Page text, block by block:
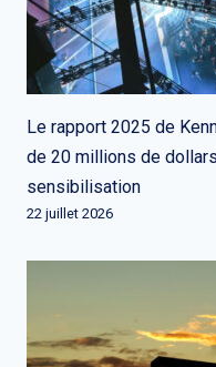
Le rapport 2025 de
de 20 millions de
sensibilisation
22 juillet 2026